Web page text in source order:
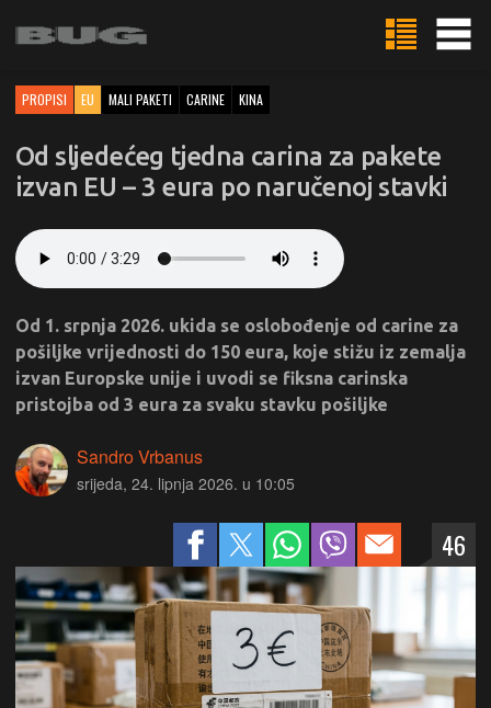
PROPISI EU MALI PAKETI CARINE KINA
Od sljedećeg tjedna carina za pakete
izvan EU – 3 eura po naručenoj stavki
Od 1. srpnja 2026. ukida se oslobođenje od carine za
pošiljke vrijednosti do 150 eura, koje stižu iz zemalja
izvan Europske unije i uvodi se fiksna carinska
pristojba od 3 eura za svaku stavku pošiljke
Sandro Vrbanus
srijeda, 24. lipnja 2026. u 10:05
46